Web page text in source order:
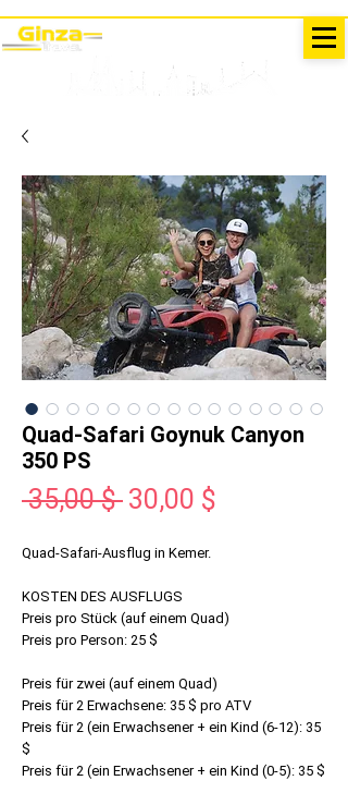
Quad-Safari Goynuk Canyon
350 PS
35,00 $ Standardpreis
30,00 $
Quad-Safari-Ausflug in Kemer.
KOSTEN DES AUSFLUGS
Preis pro Stück (auf einem Quad)
Preis pro Person: 25 $
Preis für zwei (auf einem Quad)
Preis für 2 Erwachsene: 35 $ pro ATV
Preis für 2 (ein Erwachsener + ein Kind (6-12): 35
$
Preis für 2 (ein Erwachsener + ein Kind (0-5): 35 $